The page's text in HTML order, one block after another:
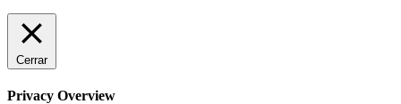
Cerrar
Privacy Overview